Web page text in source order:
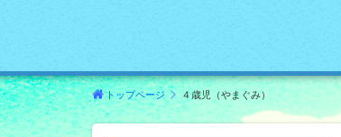
トップページ ４歳児（やまぐみ）